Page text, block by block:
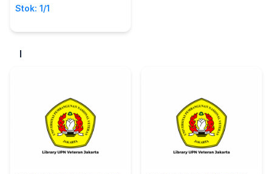
Stok: 1/1
I